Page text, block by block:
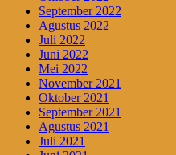
September 2022
Agustus 2022
Juli 2022
Juni 2022
Mei 2022
November 2021
Oktober 2021
September 2021
Agustus 2021
Juli 2021